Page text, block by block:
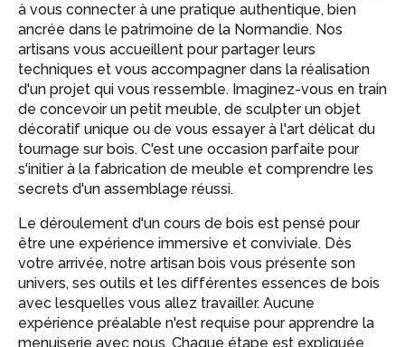
à vous connecter à une pratique authentique, bien
ancrée dans le patrimoine de la Normandie. Nos
artisans vous accueillent pour partager leurs
techniques et vous accompagner dans la réalisation
d'un projet qui vous ressemble. Imaginez-vous en train
de concevoir un petit meuble, de sculpter un objet
décoratif unique ou de vous essayer à l'art délicat du
tournage sur bois. C'est une occasion parfaite pour
s'initier à la fabrication de meuble et comprendre les
secrets d'un assemblage réussi.
Le déroulement d'un cours de bois est pensé pour
être une expérience immersive et conviviale. Dès
votre arrivée, notre artisan bois vous présente son
univers, ses outils et les différentes essences de bois
avec lesquelles vous allez travailler. Aucune
expérience préalable n'est requise pour apprendre la
menuiserie avec nous. Chaque étape est expliquée